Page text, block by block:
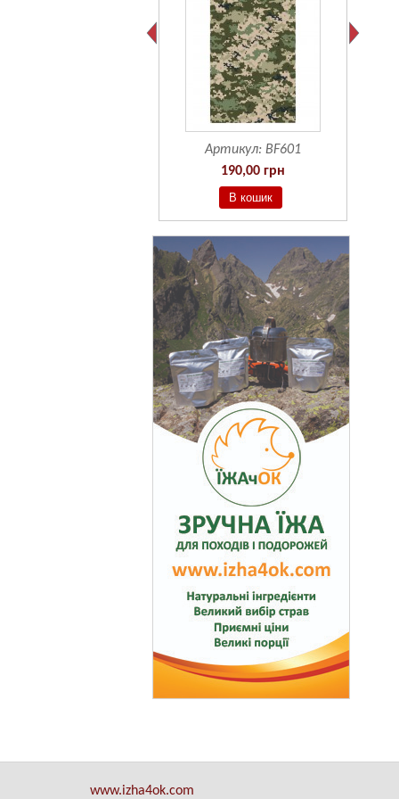
Артикул: BF601
190,00 грн
www.izha4ok.com